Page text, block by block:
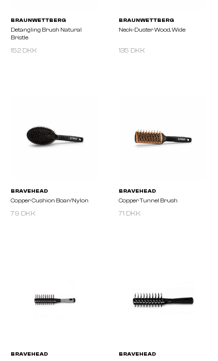
BRAUN WETTBERG
Concave Brush Natural Bristle
BRAUN WETTBERG
Cushion Brush 3-Row
152 DKK 135 DKK
79 DKK 71 DKK